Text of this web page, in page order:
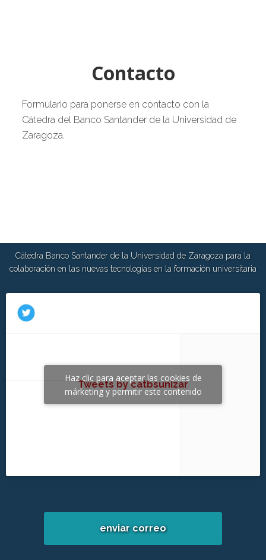
Contacto
Formulario para ponerse en contacto con la
Cátedra del Banco Santander de la Universidad de
Zaragoza.
Cátedra Banco Santander de la Universidad de Zaragoza para la
colaboración en las nuevas tecnologías en la formación universitaria
Tweets by catbsunizar
Haz clic para aceptar las cookies de
márketing y permitir este contenido
enviar correo